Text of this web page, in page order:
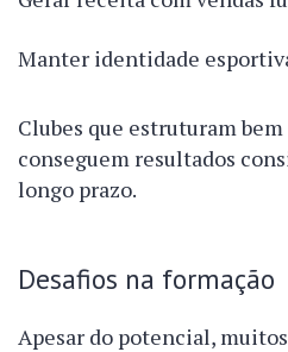
Manter identidade
Clubes que estruturam bem
conseguem resultados
longo prazo.
Desafios na formação
Apesar do potencial,